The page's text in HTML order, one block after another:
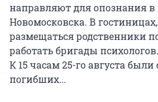
направляют для опознания в
Новомосковска. В гостиницах,
размещаться родственники
работать бригады психологов.
К 15 часам 25-го августа
погибших...